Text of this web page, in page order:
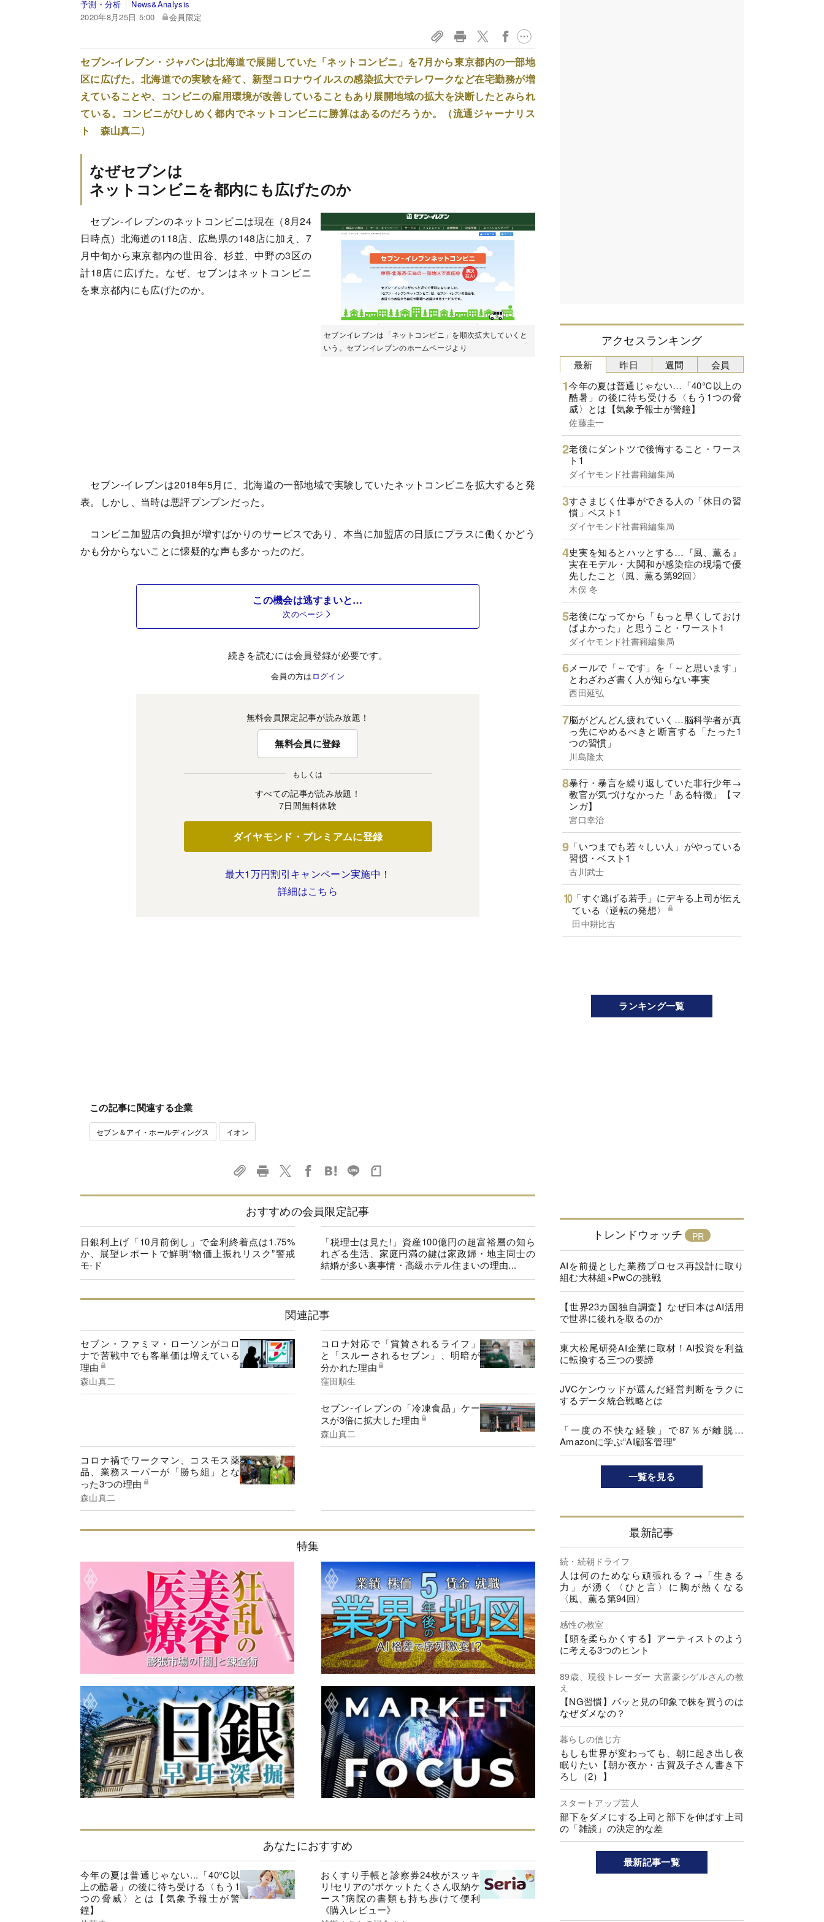
予測・分析
News&Analysis
2020年8月25日 5:00
会員限定
セブン-イレブン・ジャパンは北海道で展開していた「ネットコンビニ」を7月から東京都内の一部地
区に広げた。北海道での実験を経て、新型コロナウイルスの感染拡大でテレワークなど在宅勤務が増
えていることや、コンビニの雇用環境が改善していることもあり展開地域の拡大を決断したとみられ
ている。コンビニがひしめく都内でネットコンビニに勝算はあるのだろうか。（流通ジャーナリス
ト 森山真二）
なぜセブンは
ネットコンビニを都内にも広げたのか
セブンイレブンは「ネットコンビニ」を順次拡大していくと
いう。セブンイレブンのホームページより
セブン-イレブンのネットコンビニは現在（8月24
日時点）北海道の118店、広島県の148店に加え、7
月中旬から東京都内の世田谷、杉並、中野の3区の
計18店に広げた。なぜ、セブンはネットコンビニ
を東京都内にも広げたのか。
セブン-イレブンは2018年5月に、北海道の一部地域で実験していたネットコンビニを拡大すると発
表。しかし、当時は悪評プンプンだった。
コンビニ加盟店の負担が増すばかりのサービスであり、本当に加盟店の日販にプラスに働くかどう
かも分からないことに懐疑的な声も多かったのだ。
この機会は逃すまいと…
次のページ
続きを読むには会員登録が必要です。
会員の方は ログイン
無料会員限定記事が読み放題！
無料会員に登録
もしくは
すべての記事が読み放題！
7日間無料体験
ダイヤモンド・プレミアムに登録
最大1万円割引キャンペーン実施中！
詳細はこちら
この記事に関連する企業
セブン＆アイ・ホールディングス イオン
おすすめの会員限定記事
日銀利上げ「10月前倒し」で金利終着点は1.75%
か、展望レポートで鮮明“物価上振れリスク”警戒
モ-ド
「税理士は見た!」資産100億円の超富裕層の知ら
れざる生活、家庭円満の鍵は家政婦・地主同士の
結婚が多い裏事情・高級ホテル住まいの理由...
関連記事
セブン・ファミマ・ローソンがコロ
ナで苦戦中でも客単価は増えている
理由
森山真二
コロナ対応で「賞賛されるライフ」
と「スルーされるセブン」、明暗が
分かれた理由
窪田順生
セブン-イレブンの「冷凍食品」ケー
スが3倍に拡大した理由
森山真二
コロナ禍でワークマン、コスモス薬
品、業務スーパーが「勝ち組」とな
った3つの理由
森山真二
特集
あなたにおすすめ
今年の夏は普通じゃない...「40°C以
上の酷暑」の後に待ち受ける〈もう1
つの脅威〉とは【気象予報士が警
鐘】
おくすり手帳と診察券24枚がスッキ
リ!セリアの“ポケットたくさん収納ケ
ース”病院の書類も持ち歩けて便利
《購入レビュー》
アクセスランキング
最新
今年の夏は普通じゃない…「40℃以上の
酷暑」の後に待ち受ける〈もう1つの脅
威〉とは【気象予報士が警鐘】
佐藤圭一
老後にダントツで後悔すること・ワース
ト1
ダイヤモンド社書籍編集局
すさまじく仕事ができる人の「休日の習
慣」ベスト1
ダイヤモンド社書籍編集局
史実を知るとハッとする…『風、薫る』
実在モデル・大関和が感染症の現場で優
先したこと〈風、薫る第92回〉
木俣 冬
老後になってから「もっと早くしておけ
ばよかった」と思うこと・ワースト1
ダイヤモンド社書籍編集局
メールで「～です」を「～と思います」
とわざわざ書く人が知らない事実
西田延弘
脳がどんどん疲れていく…脳科学者が真
っ先にやめるべきと断言する「たった1
つの習慣」
川島隆太
暴行・暴言を繰り返していた非行少年→
教官が気づけなかった「ある特徴」【マ
ンガ】
宮口幸治
「いつまでも若々しい人」がやっている
習慣・ベスト1
古川武士
「すぐ逃げる若手」にデキる上司が伝え
ている〈逆転の発想〉
田中耕比古
昨日 週間 会員
ランキング一覧
トレンドウォッチ
AIを前提とした業務プロセス再設計に取り
組む大林組×PwCの挑戦
【世界23カ国独自調査】なぜ日本はAI活用
で世界に後れを取るのか
東大松尾研発AI企業に取材！AI投資を利益
に転換する三つの要諦
JVCケンウッドが選んだ経営判断をラクに
するデータ統合戦略とは
「一度の不快な経験」で87％が離脱…
Amazonに学ぶ“AI顧客管理”
一覧を見る
最新記事
続・続朝ドライフ
人は何のためなら頑張れる？→「生きる
力」が湧く〈ひと言〉に胸が熱くなる
〈風、薫る第94回〉
感性の教室
【頭を柔らかくする】アーティストのよう
に考える3つのヒント
89歳、現役トレーダー 大富豪シゲルさんの教
え
【NG習慣】パッと見の印象で株を買うのは
なぜダメなの？
暮らしの信じ方
もしも世界が変わっても、朝に起き出し夜
眠りたい【朝か夜か・古賀及子さん書き下
ろし（2）】
スタートアップ芸人
部下をダメにする上司と部下を伸ばす上司
の「雑談」の決定的な差
最新記事一覧